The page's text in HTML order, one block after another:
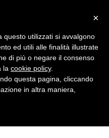
blog: community #1 in
×
questo utilizzati si avvalgono
ed utili alle finalità illustrate
di più o negare il consenso
la cookie policy.
questa pagina, cliccando
in altra maniera,